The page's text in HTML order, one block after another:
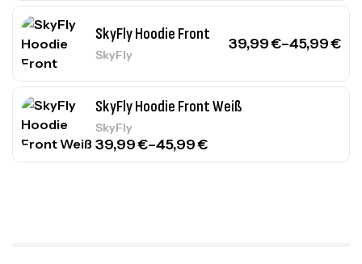
SkyFly Hoodie Front
SkyFly
39,99€–45,99€
SkyFly Hoodie Front Weiß
SkyFly
39,99€–45,99€